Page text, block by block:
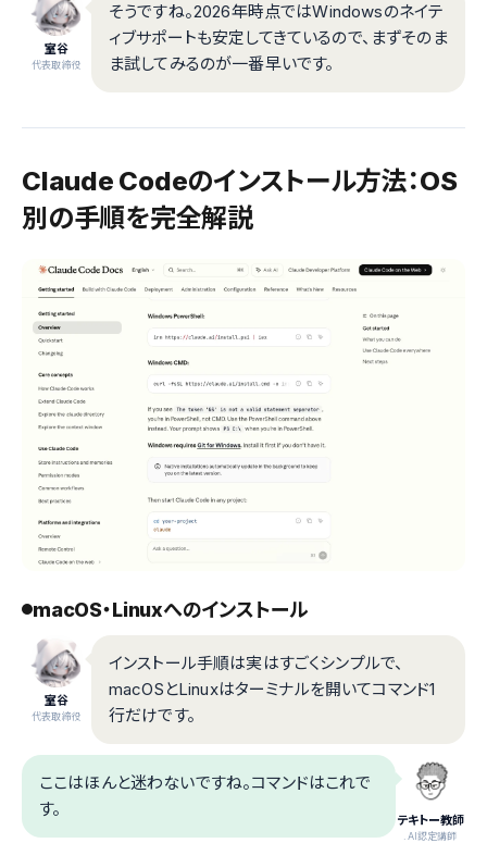
室谷
代表取締役
そうですね。2026年時点ではWindowsのネイテ
ィブサポートも安定してきているので、まずそのま
ま試してみるのが一番早いです。
Claude Codeのインストール方法：OS
別の手順を完全解説
macOS・Linuxへのインストール
室谷
代表取締役
インストール手順は実はすごくシンプルで、
macOSとLinuxはターミナルを開いてコマンド1
行だけです。
テキトー教師
.AI認定講師
ここはほんと迷わないですね。コマンドはこれで
す。